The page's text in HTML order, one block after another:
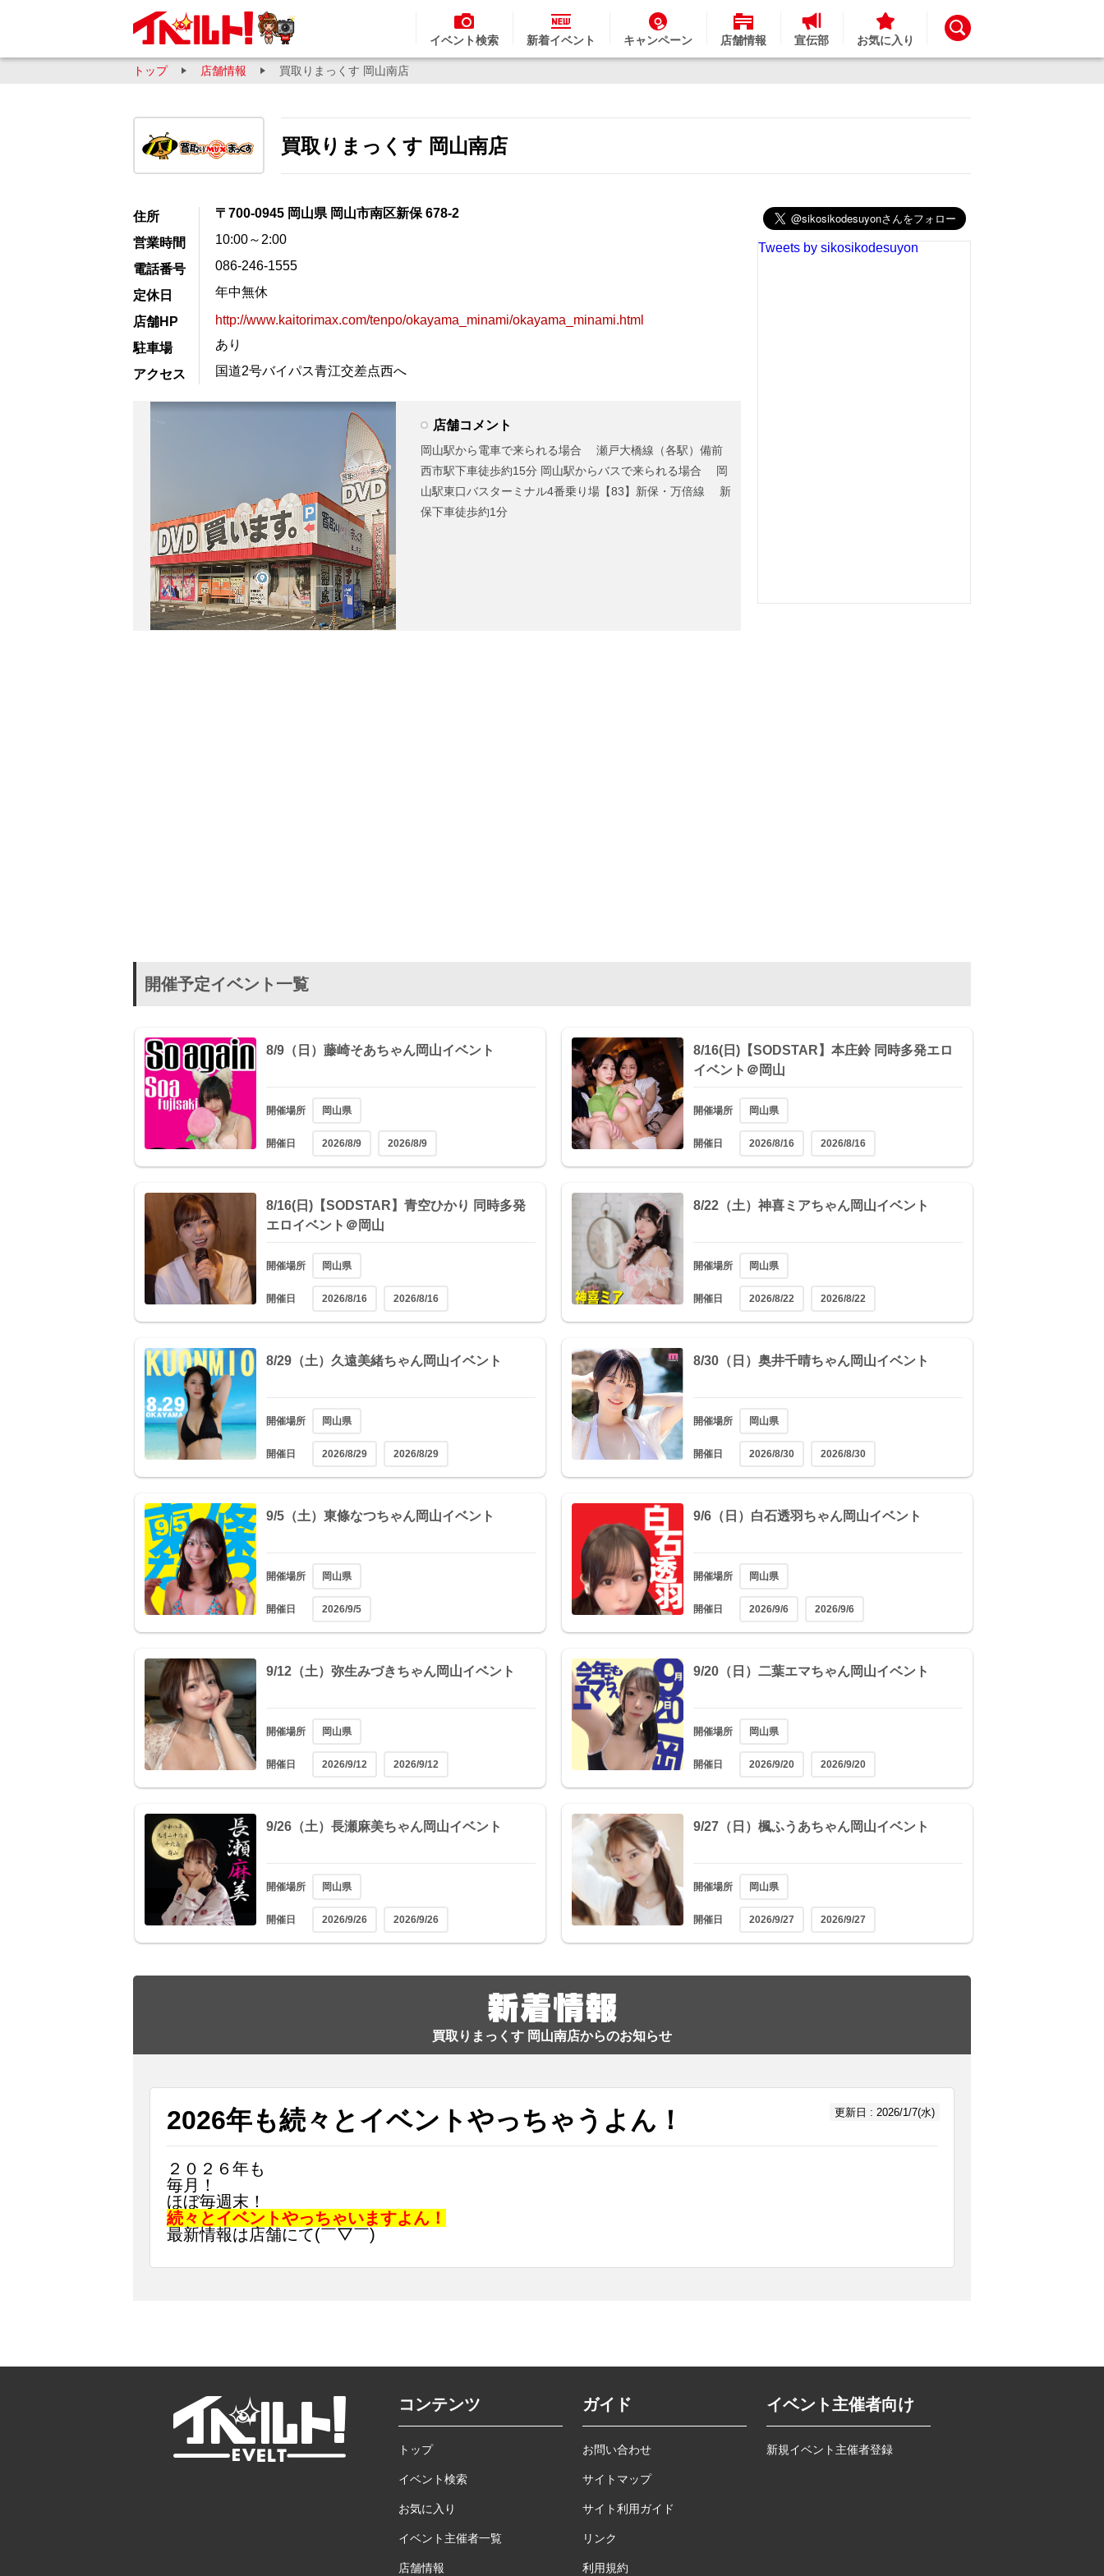
イベント検索 新着イベント キャンペーン 店舗情報 宣伝部 お気に入り
トップ 店舗情報 買取りまっくす 岡山南店
買取りまっくす 岡山南店
住所 〒700-0945 岡山県 岡山市南区新保 678-2
営業時間 10:00～2:00
電話番号 086-246-1555
定休日 年中無休
店舗HP
http://www.kaitorimax.com/tenpo/okayama_minami/okayama_minami.html
駐車場
あり
アクセス 国道2号バイパス青江交差点西へ
店舗コメント
岡山駅から電車で来られる場合 瀬戸大橋線（各駅）備前
西市駅下車徒歩約15分 岡山駅からバスで来られる場合 岡
山駅東口バスターミナル4番乗り場【83】新保・万倍線 新
保下車徒歩約1分
Tweets by sikosikodesuyon
開催予定イベント一覧
8/9（日）藤崎そあちゃん岡山イベント
開催場所 岡山県
開催日 2026/8/9 2026/8/9
8/16(日)【SODSTAR】本庄鈴 同時多発エロ
イベント＠岡山
開催場所 岡山県
開催日 2026/8/16 2026/8/16
8/16(日)【SODSTAR】青空ひかり 同時多発
エロイベント＠岡山
開催場所 岡山県
開催日 2026/8/16 2026/8/16
8/22（土）神喜ミアちゃん岡山イベント
開催場所 岡山県
開催日 2026/8/22 2026/8/22
8/29（土）久遠美緒ちゃん岡山イベント
開催場所 岡山県
開催日 2026/8/29 2026/8/29
8/30（日）奥井千晴ちゃん岡山イベント
開催場所 岡山県
開催日 2026/8/30 2026/8/30
9/5（土）東條なつちゃん岡山イベント
開催場所 岡山県
開催日 2026/9/5
9/6（日）白石透羽ちゃん岡山イベント
開催場所 岡山県
開催日 2026/9/6 2026/9/6
9/12（土）弥生みづきちゃん岡山イベント
開催場所 岡山県
開催日 2026/9/12 2026/9/12
9/20（日）二葉エマちゃん岡山イベント
開催場所 岡山県
開催日 2026/9/20 2026/9/20
9/26（土）長瀬麻美ちゃん岡山イベント
開催場所 岡山県
開催日 2026/9/26 2026/9/26
9/27（日）楓ふうあちゃん岡山イベント
開催場所 岡山県
開催日 2026/9/27 2026/9/27
買取りまっくす 岡山南店からのお知らせ
2026年も続々とイベントやっちゃうよん！ 更新日 : 2026/1/7(水)
２０２６年も
毎月！
ほぼ毎週末！
続々とイベントやっちゃいますよん！
最新情報は店舗にて(￣▽￣)
コンテンツ
トップ
イベント検索
お気に入り
イベント主催者一覧
店舗情報
ガイド
お問い合わせ
サイトマップ
サイト利用ガイド
リンク
利用規約
イベント主催者向け
新規イベント主催者登録